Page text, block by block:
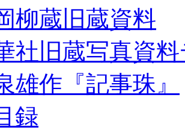
柳蔵旧蔵資料
社旧蔵写真資
雄作『記事珠』
録